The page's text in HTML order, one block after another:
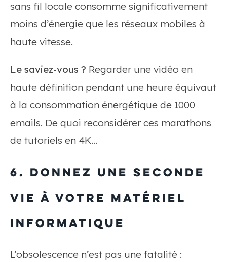
sans fil locale consomme significativement
moins d’énergie que les réseaux mobiles à
haute vitesse.
Le saviez-vous ? Regarder une vidéo en
haute définition pendant une heure équivaut
à la consommation énergétique de 1000
emails. De quoi reconsidérer ces marathons
de tutoriels en 4K…
6. Donnez une seconde
vie à votre matériel
informatique
L’obsolescence n’est pas une fatalité :